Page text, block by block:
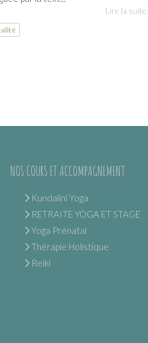
Lire la suite...
NOS COURS ET ACCOMPAGNEMENT
Kundalini Yoga
RETRAITE YOGA ET STAGE
Yoga Prénatal
Thérapie Holistique
Reiki